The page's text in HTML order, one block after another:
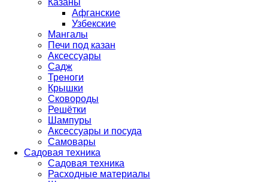
Казаны
Афганские
Узбекские
Мангалы
Печи под казан
Аксессуары
Садж
Треноги
Крышки
Сковороды
Решётки
Шампуры
Аксессуары и посуда
Самовары
Садовая техника
Садовая техника
Расходные материалы